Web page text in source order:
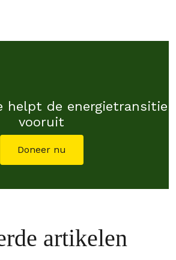
helpt de energietransitie
vooruit
Doneer nu
artikelen